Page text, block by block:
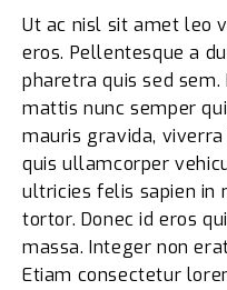
Ut ac nisl sit amet leo
eros. Pellentesque a
pharetra quis sed
mattis nunc semper
mauris gravida,
quis ullamcorper
ultricies felis sapien in
tortor. Donec id eros
massa. Integer non
Etiam consectetur